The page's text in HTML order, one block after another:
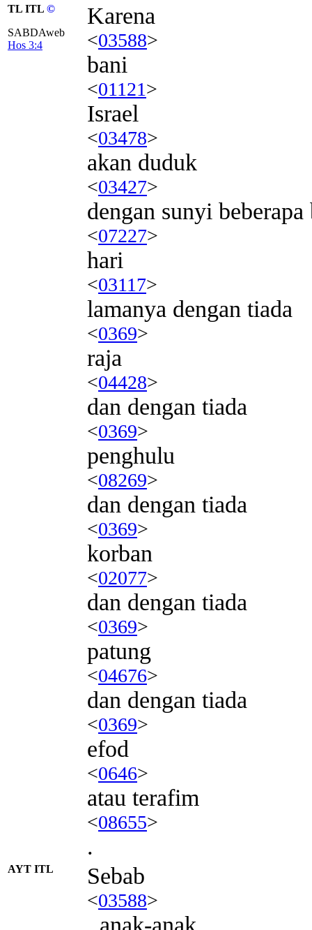
TL ITL ©
SABDAweb
Hos 3:4
Karena
<03588>
bani
<01121>
Israel
<03478>
akan duduk
<03427>
dengan sunyi beberapa
<07227>
hari
<03117>
lamanya dengan tiada
<0369>
raja
<04428>
dan dengan tiada
<0369>
penghulu
<08269>
dan dengan tiada
<0369>
korban
<02077>
dan dengan tiada
<0369>
patung
<04676>
dan dengan tiada
<0369>
efod
<0646>
atau terafim
<08655>
.
AYT ITL Sebab
<03588>
, anak-anak